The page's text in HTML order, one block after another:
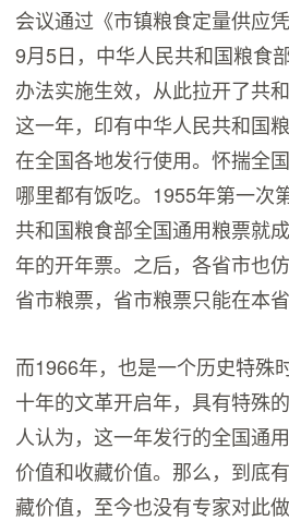
会议通过《市镇粮食定量供应
9月5日，中华人民共和国粮食
办法实施生效，从此拉开了共
这一年，印有中华人民共和国
在全国各地发行使用。怀揣全
哪里都有饭吃。1955年第一次
共和国粮食部全国通用粮票就
年的开年票。之后，各省市也
省市粮票，省市粮票只能在本省
而1966年，也是一个历史特殊
十年的文革开启年，具有特殊
人认为，这一年发行的全国通
价值和收藏价值。那么，到底
藏价值，至今也没有专家对此